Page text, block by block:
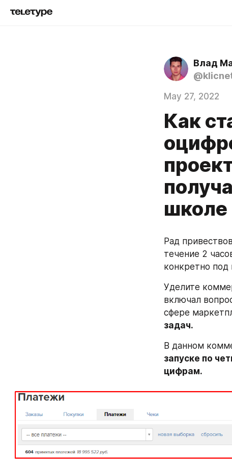
Влад
May 27, 2022
Как
школе
Рад
течение 2
конкретно под
Уделите
включал
сфере
задач.
В данном
запуске по
цифрам.